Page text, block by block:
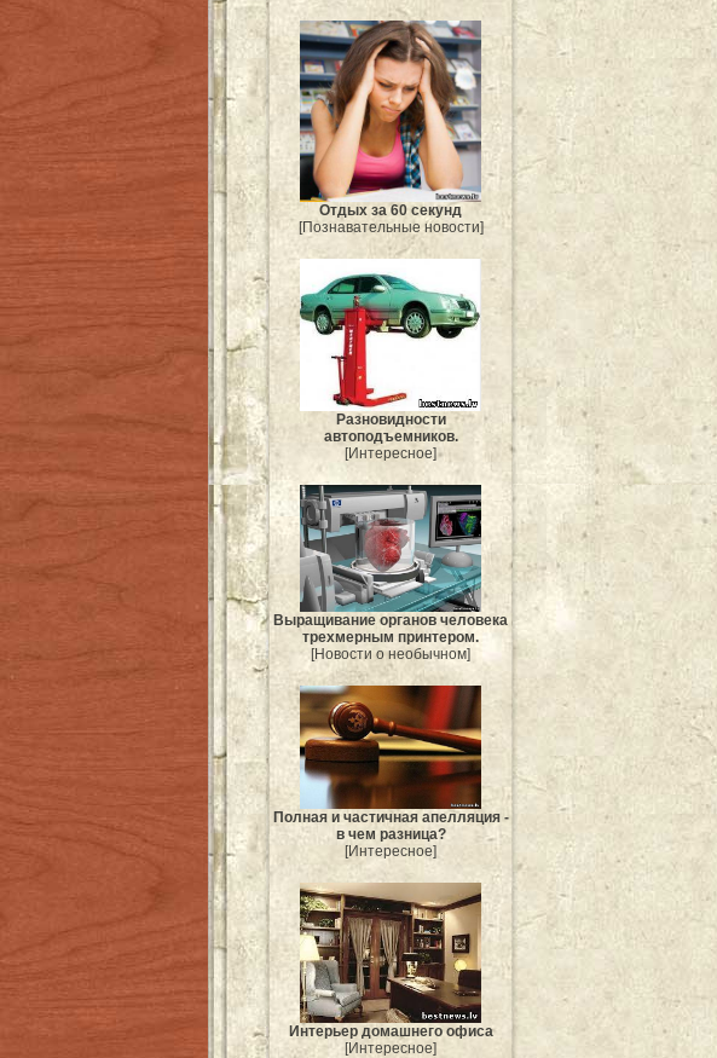
Отдых за 60 секунд
[Познавательные новости]
Разновидности
автоподъемников.
[Интересное]
Выращивание органов человека
трехмерным принтером.
[Новости о необычном]
Полная и частичная апелляция -
в чем разница?
[Интересное]
Интерьер домашнего офиса
[Интересное]